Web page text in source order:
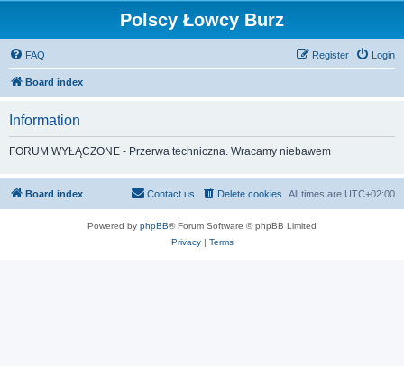
Polscy Łowcy Burz
FAQ Login
Register
Board index
Information
FORUM WYŁĄCZONE - Przerwa techniczna. Wracamy niebawem
Board index All times are UTC+02:00
Delete cookies
Contact us
Powered by phpBB® Forum Software © phpBB Limited
Privacy| Terms